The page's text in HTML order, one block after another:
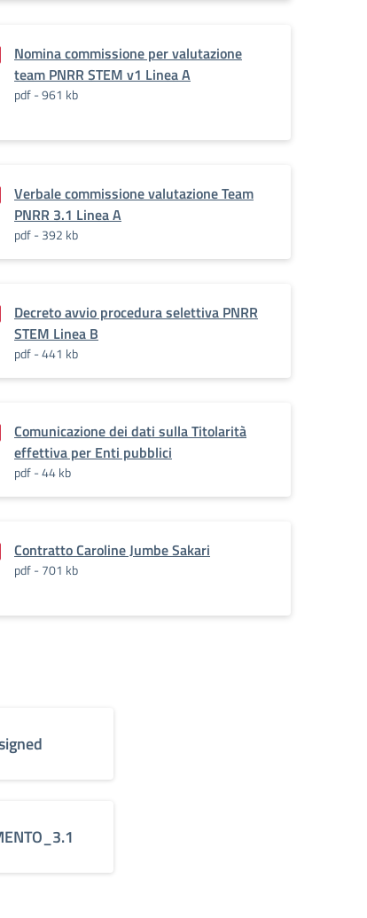
Nomina commissione per valutazione
team PNRR STEM v1 Linea A
pdf - 961 kb
Verbale commissione valutazione Team
PNRR 3.1 Linea A
pdf - 392 kb
Decreto avvio procedura selettiva PNRR
STEM Linea B
pdf - 441 kb
Comunicazione dei dati sulla Titolarità
effettiva per Enti pubblici
pdf - 44 kb
Contratto Caroline Jumbe Sakari
pdf - 701 kb